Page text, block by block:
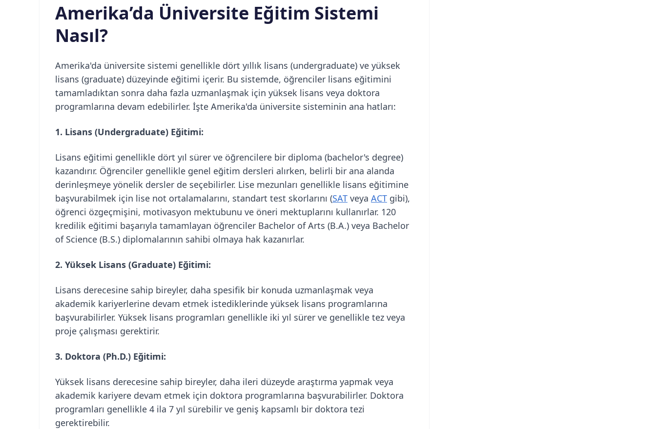
Amerika’da Üniversite Eğitim Sistemi
Nasıl?
Amerika'da üniversite sistemi genellikle dört yıllık lisans (undergraduate) ve yüksek
lisans (graduate) düzeyinde eğitimi içerir. Bu sistemde, öğrenciler lisans eğitimini
tamamladıktan sonra daha fazla uzmanlaşmak için yüksek lisans veya doktora
programlarına devam edebilirler. İşte Amerika'da üniversite sisteminin ana hatları:
1. Lisans (Undergraduate) Eğitimi:
Lisans eğitimi genellikle dört yıl sürer ve öğrencilere bir diploma (bachelor's degree)
kazandırır. Öğrenciler genellikle genel eğitim dersleri alırken, belirli bir ana alanda
derinleşmeye yönelik dersler de seçebilirler. Lise mezunları genellikle lisans eğitimine
başvurabilmek için lise not ortalamalarını, standart test skorlarını (SAT veya ACT gibi),
öğrenci özgeçmişini, motivasyon mektubunu ve öneri mektuplarını kullanırlar. 120
kredilik eğitimi başarıyla tamamlayan öğrenciler Bachelor of Arts (B.A.) veya Bachelor
of Science (B.S.) diplomalarının sahibi olmaya hak kazanırlar.
2. Yüksek Lisans (Graduate) Eğitimi:
Lisans derecesine sahip bireyler, daha spesifik bir konuda uzmanlaşmak veya
akademik kariyerlerine devam etmek istediklerinde yüksek lisans programlarına
başvurabilirler. Yüksek lisans programları genellikle iki yıl sürer ve genellikle tez veya
proje çalışması gerektirir.
3. Doktora (Ph.D.) Eğitimi:
Yüksek lisans derecesine sahip bireyler, daha ileri düzeyde araştırma yapmak veya
akademik kariyere devam etmek için doktora programlarına başvurabilirler. Doktora
programları genellikle 4 ila 7 yıl sürebilir ve geniş kapsamlı bir doktora tezi
gerektirebilir.